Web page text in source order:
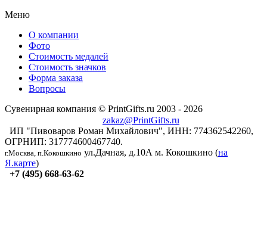
Меню
О компании
Фото
Стоимость медалей
Стоимость значков
Форма заказа
Вопросы
Сувенирная компания © PrintGifts.ru 2003 - 2026
zakaz@PrintGifts.ru
ИП "Пивоваров Роман Михайлович", ИНН: 774362542260,
ОГРНИП: 317774600467740.
г.Москва, п.Кокошкино ул.Дачная, д.10А м. Кокошкино (на
Я.карте)
+7 (495) 668-63-62